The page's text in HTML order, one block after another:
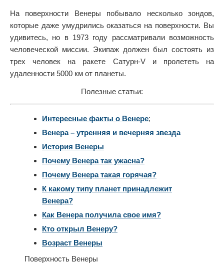
На поверхности Венеры побывало несколько зондов,
которые даже умудрились оказаться на поверхности. Вы
удивитесь, но в 1973 году рассматривали возможность
человеческой миссии. Экипаж должен был состоять из
трех человек на ракете Сатурн-V и пролететь на
удаленности 5000 км от планеты.
Полезные статьи:
Интересные факты о Венере;
Венера – утренняя и вечерняя звезда
История Венеры
Почему Венера так ужасна?
Почему Венера такая горячая?
К какому типу планет принадлежит
Венера?
Как Венера получила свое имя?
Кто открыл Венеру?
Возраст Венеры
Поверхность Венеры